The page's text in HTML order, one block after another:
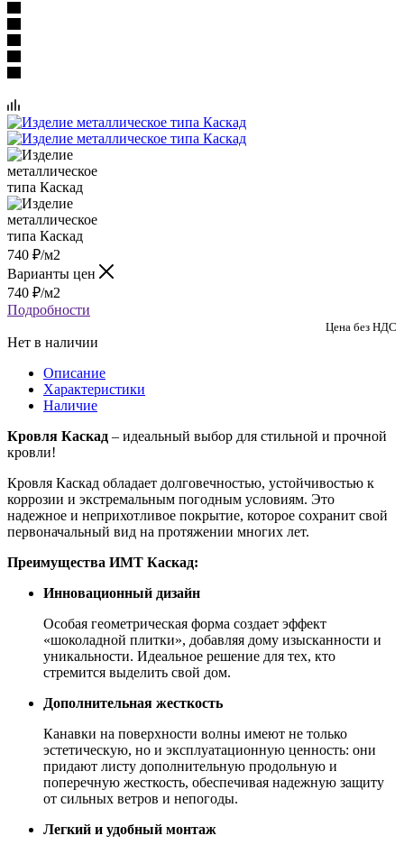
740 ₽/м2
Варианты цен
740 ₽/м2
Подробности
Цена без НДС
Нет в наличии
Описание
Характеристики
Наличие
Кровля Каскад – идеальный выбор для стильной и прочной
кровли!
Кровля Каскад обладает долговечностью, устойчивостью к
коррозии и экстремальным погодным условиям. Это
надежное и неприхотливое покрытие, которое сохранит свой
первоначальный вид на протяжении многих лет.
Преимущества ИМТ Каскад:
Инновационный дизайн
Особая геометрическая форма создает эффект
«шоколадной плитки», добавляя дому изысканности и
уникальности. Идеальное решение для тех, кто
стремится выделить свой дом.
Дополнительная жесткость
Канавки на поверхности волны имеют не только
эстетическую, но и эксплуатационную ценность: они
придают листу дополнительную продольную и
поперечную жесткость, обеспечивая надежную защиту
от сильных ветров и непогоды.
Легкий и удобный монтаж